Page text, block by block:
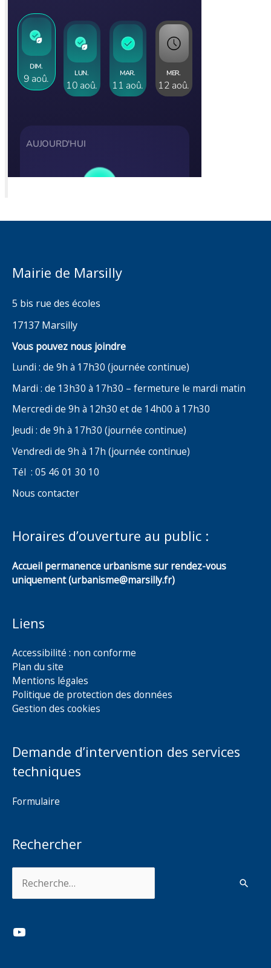
Mairie de Marsilly
5 bis rue des écoles
17137 Marsilly
Vous pouvez nous joindre
Lundi : de 9h à 17h30 (journée continue)
Mardi : de 13h30 à 17h30 – fermeture le mardi matin
Mercredi de 9h à 12h30 et de 14h00 à 17h30
Jeudi : de 9h à 17h30 (journée continue)
Vendredi de 9h à 17h (journée continue)
Tél : 05 46 01 30 10
Nous contacter
Horaires d’ouverture au public :
Accueil permanence urbanisme sur rendez-vous
uniquement (urbanisme@marsilly.fr)
Liens
Accessibilité : non conforme
Plan du site
Mentions légales
Politique de protection des données
Gestion des cookies
Demande d’intervention des services
techniques
Formulaire
Rechercher
YouTube